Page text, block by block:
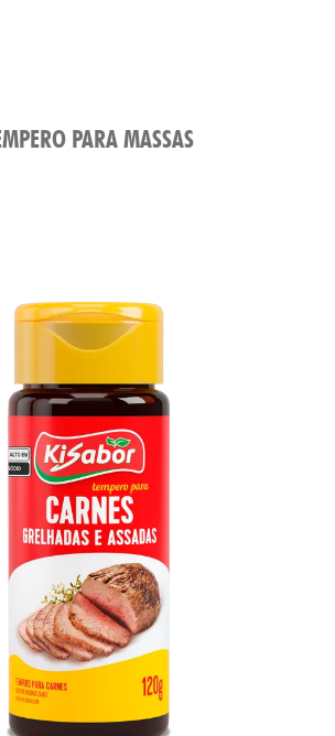
PARA MASSAS